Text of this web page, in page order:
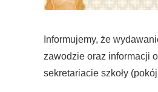
Informujemy, że
zawodzie oraz informacji
sekretariacie szkoły